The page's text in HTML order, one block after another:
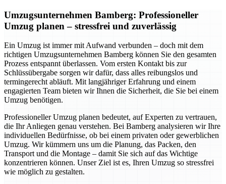
Umzugsunternehmen Bamberg: Professioneller
Umzug planen – stressfrei und zuverlässig
Ein Umzug ist immer mit Aufwand verbunden – doch mit dem
richtigen Umzugsunternehmen Bamberg können Sie den gesamten
Prozess entspannt überlassen. Vom ersten Kontakt bis zur
Schlüssübergabe sorgen wir dafür, dass alles reibungslos und
termingerecht abläuft. Mit langjähriger Erfahrung und einem
engagierten Team bieten wir Ihnen die Sicherheit, die Sie bei einem
Umzug benötigen.
Professioneller Umzug planen bedeutet, auf Experten zu vertrauen,
die Ihr Anliegen genau verstehen. Bei Bamberg analysieren wir Ihre
individuellen Bedürfnisse, ob bei einem privaten oder gewerblichen
Umzug. Wir kümmern uns um die Planung, das Packen, den
Transport und die Montage – damit Sie sich auf das Wichtige
konzentrieren können. Unser Ziel ist es, Ihren Umzug so stressfrei
wie möglich zu gestalten.